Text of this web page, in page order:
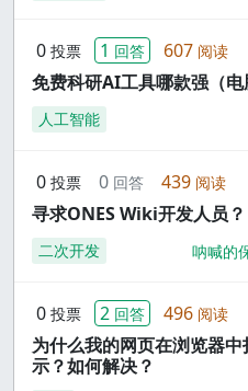
0 投票 1 回答 607 阅读
免费科研AI工具哪款强（
人工智能
0 投票 0 回答 439 阅读
寻求ONES Wiki开发人员？
二次开发 呐喊的
0 投票 2 回答 496 阅读
为什么我的网页在浏览器
示？如何解决？